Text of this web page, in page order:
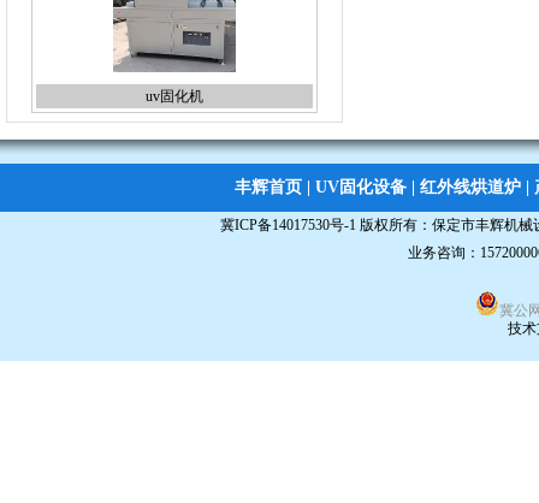
桌面uv固化机
丰辉首页| UV固化设备| 红外线烘道炉|
冀ICP备14017530号-1版权所有： 保定市丰辉机械
业务咨询：
冀公
技